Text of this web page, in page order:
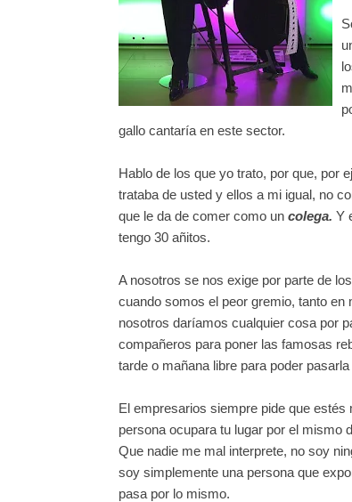
gallo cantaría en este sector.
Hablo de los que yo trato, por que, por
trataba de usted y ellos a mi igual, no
que le da de comer como un colega. Y
tengo 30 añitos.
A nosotros se nos exige por parte de
cuando somos el peor gremio, tanto
nosotros daríamos cualquier cosa por
compañeros para poner las famosas
tarde o mañana libre para poder
El empresarios siempre pide que estés
persona ocupara tu lugar por el mismo
Que nadie me mal interprete, no soy
soy simplemente una persona que
pasa por lo mismo.